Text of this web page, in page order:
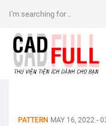
PATTERN MAY 16, 2022 -